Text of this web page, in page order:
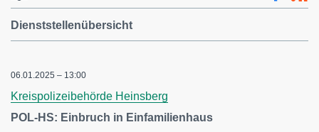
Dienststellenübersicht
06.01.2025 – 13:00
Kreispolizeibehörde Heinsberg
POL-HS: Einbruch in Einfamilienhaus